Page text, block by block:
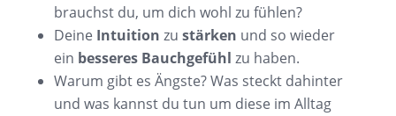
brauchst du, um dich wohl zu fühlen?
Deine Intuition zu stärken und so wieder
ein besseres Bauchgefühl zu haben.
Warum gibt es Ängste? Was steckt dahinter
und was kannst du tun um diese im Alltag